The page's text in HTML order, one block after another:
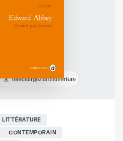
Téléchargez la couverture
LITTÉRATURE
CONTEMPORAIN